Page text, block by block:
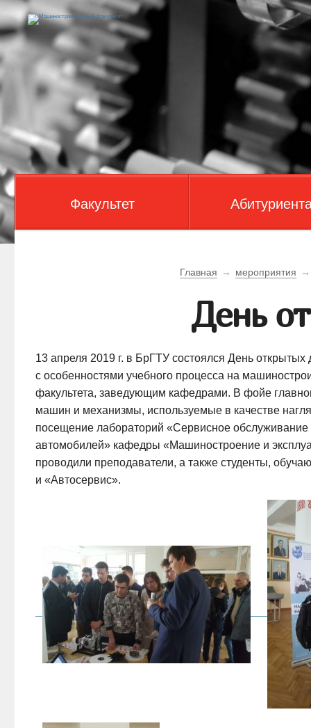
Факультет
Главная → мероприятия →
День
13 апреля 2019 г. в БрГТУ состоялся День
с особенностями учебного процесса на
факультета, заведующим кафедрами. В фойе
машин и механизмы, используемые в качестве
посещение лабораторий «Сервисное обслуживание
автомобилей» кафедры «Машиностроение и
проводили преподаватели, а также студенты,
и «Автосервис».